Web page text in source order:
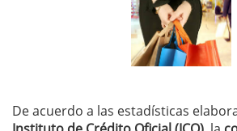
De acuerdo a las estadísticas